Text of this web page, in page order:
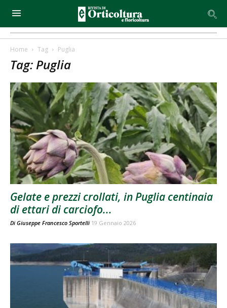
Home Tag Puglia
Tag: Puglia
Gelate e prezzi crollati, in Puglia centinaia
di ettari di carciofo...
Di Giuseppe Francesco Sportelli 19 Gennaio 2026